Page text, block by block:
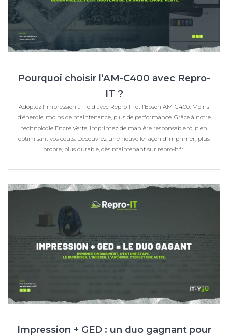
Pourquoi choisir l’AM-C400 avec Repro-
IT ?
Adoptez l’impression à froid avec Repro-IT et l’Epson AM-C400. Moins
d’énergie, moins de maintenance, plus de performance. Grâce à notre
technologie Encre Verte, imprimez de manière responsable tout en
optimisant vos coûts. Découvrez une nouvelle façon d’imprimer, plus
propre, plus durable, dès maintenant sur repro-it.fr.
Impression + GED : un duo gagnant pour